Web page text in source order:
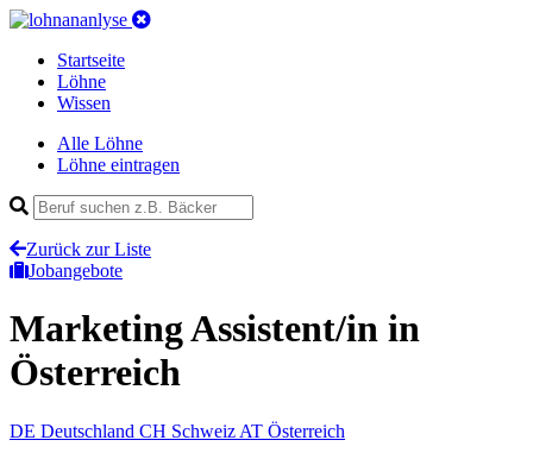
Startseite
Löhne
Wissen
Alle Löhne
Löhne eintragen
Zurück zur Liste
Jobangebote
Marketing Assistent/in in
Österreich
DE Deutschland CH Schweiz AT Österreich